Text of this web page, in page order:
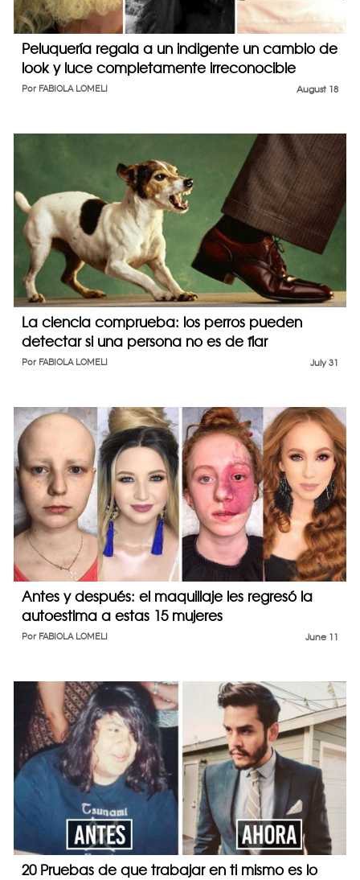
Peluquería regala a un indigente un cambio de
look y luce completamente irreconocible
August 18
Por FABIOLA LOMELI
La ciencia comprueba: los perros pueden
detectar si una persona no es de fiar
July 31
Por FABIOLA LOMELI
Antes y después: el maquillaje les regresó la
autoestima a estas 15 mujeres
June 11
Por FABIOLA LOMELI
20 Pruebas de que trabajar en ti mismo es lo